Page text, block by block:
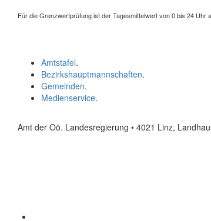
Für die Grenzwertprüfung ist der Tagesmittelwert von 0 bis 24
Amtstafel.
Bezirkshauptmannschaften.
Gemeinden.
Medienservice.
Amt der Oö. Landesregierung • 4021 Linz,